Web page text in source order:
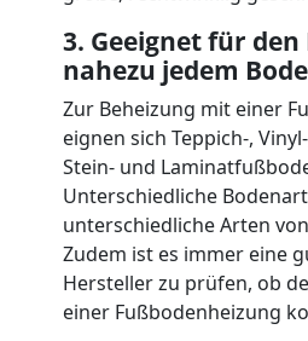
3. Geeignet für
nahezu jedem
Zur Beheizung mit einer
eignen sich Teppich-,
Stein- und
Unterschiedliche
unterschiedliche Arten
Zudem ist es immer eine
Hersteller zu prüfen, ob
einer Fußbodenheizung